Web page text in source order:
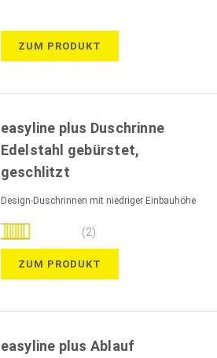
ZUM PRODUKT
easyline plus Duschrinne
Edelstahl gebürstet,
geschlitzt
Design-Duschrinnen mit niedriger Einbauhöhe
Bewertung:
90%
(2)
ZUM PRODUKT
easyline plus Ablauf